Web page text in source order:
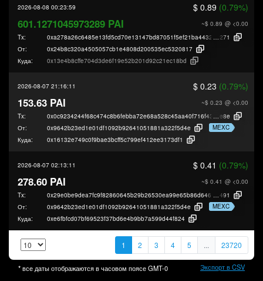
2026-08-08 00:23:59 $ 0.89 (0.79%)
~$ 0.89 @ <0.00
601.1271045973289 PAI
Tx: 0xa278a26c6485e13fd5cd70e13147bd87051f5ef21ba4432f90b8c4f11548b
271
От:
0x24b8c320a4505057cb1e4808d200535ec5320817
Куда:
0x13e4b8cffe704d3de6f19e52b201d92c21ec18bd
2026-08-07 21:16:11 $ 0.23 (0.79%)
~$ 0.23 @ <0.00
153.63 PAI
Tx: 0x0c9234244f68c474c8b6febba72e68a528c45aa40f716f438267e1487b4f7
e8e
От:
0x9642b23ed1e01df1092b92641051881a322f5d4e
MEXC
Куда:
0x16132e749c0f9bae3bcff5c799ef412ee3173df1
2026-08-07 02:13:11 $ 0.41 (0.79%)
~$ 0.41 @ <0.00
278.60 PAI
Tx: 0x29e0be9dea7fc9f82860645b29b26530ea99e65b86d646e6c729e716661e5
491
От:
0x9642b23ed1e01df1092b92641051881a322f5d4e
MEXC
Куда:
0xe6fbfcd07bf69523f37bd6e4b9bb7a599d44f824
1 2 3 4 5 ... 23720
* все даты отображаются в часовом поясеGMT-0 Экспорт в CSV